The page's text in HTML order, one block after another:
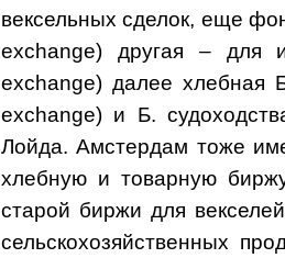
вексельных сделок, еще
exchange) другая – для
exchange) далеe хлебная
exchange) и Б.
Лойда. Амстердам тоже
хлебную и товарную
старой биржи для
сельскохозяйственных